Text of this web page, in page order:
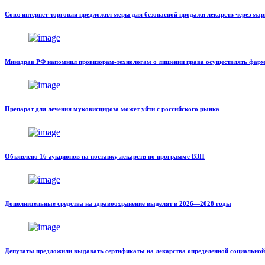
Союз интернет-торговли предложил меры для безопасной продажи лекарств через
Минздрав РФ напомнил провизорам-технологам о лишении права осуществлять
Препарат для лечения муковисцидоза может уйти с российского рынка
Объявлено 16 аукционов на поставку лекарств по программе ВЗН
Дополнительные средства на здравоохранение выделят в 2026—2028 годы
Депутаты предложили выдавать сертификаты на лекарства определенной